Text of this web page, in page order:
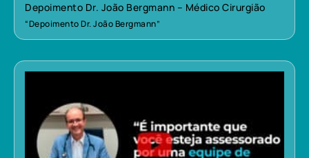
Depoimento Dr. João Bergmann – Médico Cirurgião
“Depoimento Dr. João Bergmann”